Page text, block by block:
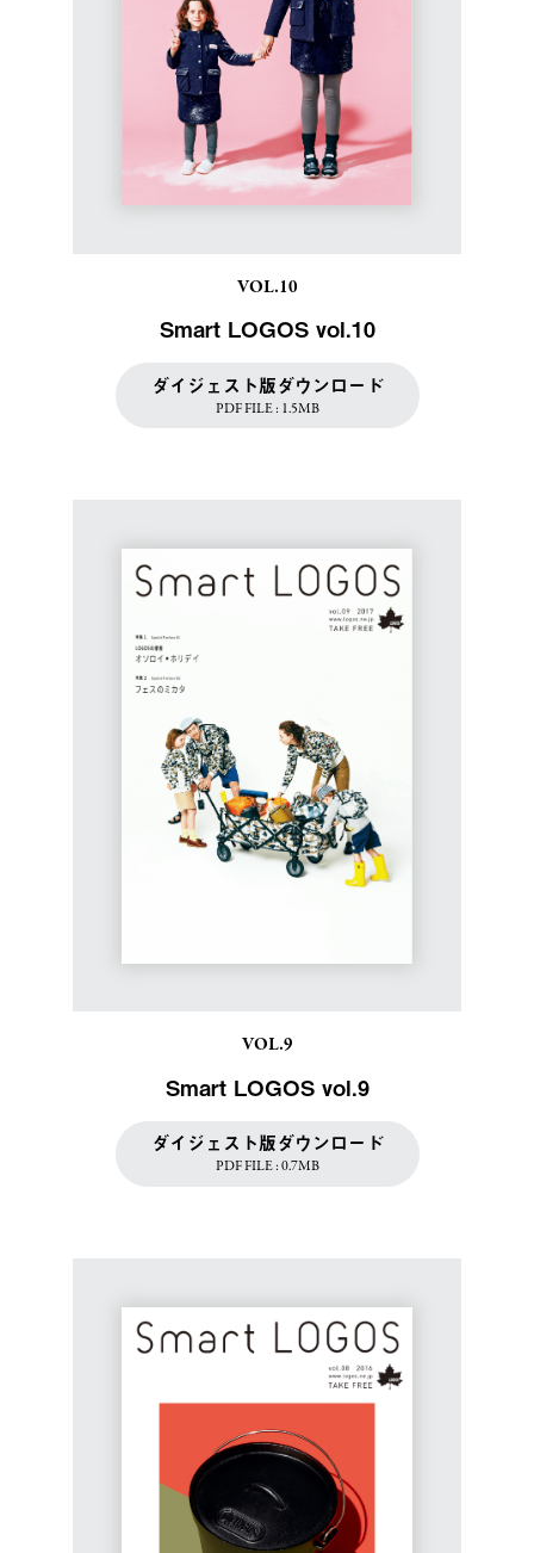
VOL.10
Smart LOGOS vol.10
ダイジェスト版ダウンロード
PDF FILE : 1.5MB
VOL.9
Smart LOGOS vol.9
ダイジェスト版ダウンロード
PDF FILE : 0.7MB